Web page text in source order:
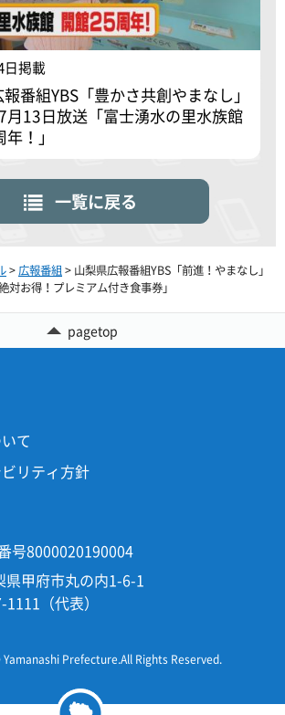
日掲載
番組YBS「豊かさ共創やまなし」
月13日放送「富士湧水の里水族館
！」
一覧に戻る
>広報番組> 山梨県広報番組YBS「前進！やまなし」
対お得！プレミアム付き食事券」
pagetop
て
リティ方針
号8000020190004
甲府市丸の内1-6-1
（代表）
Prefecture.All Rights Reserved.